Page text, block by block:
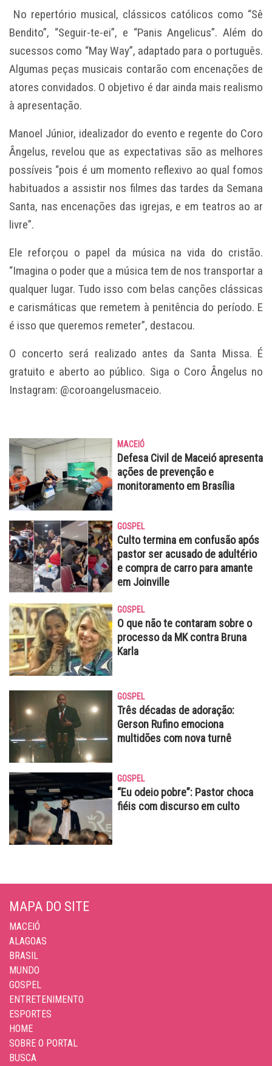
No repertório musical, clássicos católicos como “Sê
Bendito”, “Seguir-te-ei”, e “Panis Angelicus”. Além do
sucessos como “May Way”, adaptado para o português.
Algumas peças musicais contarão com encenações de
atores convidados. O objetivo é dar ainda mais realismo
à apresentação.
Manoel Júnior, idealizador do evento e regente do Coro
Ângelus, revelou que as expectativas são as melhores
possíveis “pois é um momento reflexivo ao qual fomos
habituados a assistir nos filmes das tardes da Semana
Santa, nas encenações das igrejas, e em teatros ao ar
livre”.
Ele reforçou o papel da música na vida do cristão.
“Imagina o poder que a música tem de nos transportar a
qualquer lugar. Tudo isso com belas canções clássicas
e carismáticas que remetem à penitência do período. E
é isso que queremos remeter”, destacou.
O concerto será realizado antes da Santa Missa. É
gratuito e aberto ao público. Siga o Coro Ângelus no
Instagram: @coroangelusmaceio.
MACEIÓ
Defesa Civil de Maceió apresenta
ações de prevenção e
monitoramento em Brasília
GOSPEL
Culto termina em confusão após
pastor ser acusado de adultério
e compra de carro para amante
em Joinville
GOSPEL
O que não te contaram sobre o
processo da MK contra Bruna
Karla
GOSPEL
Três décadas de adoração:
Gerson Rufino emociona
multidões com nova turnê
GOSPEL
“Eu odeio pobre”: Pastor choca
fiéis com discurso em culto
MAPA DO SITE
MACEIÓ
ALAGOAS
BRASIL
MUNDO
GOSPEL
ENTRETENIMENTO
ESPORTES
HOME
SOBRE O PORTAL
BUSCA